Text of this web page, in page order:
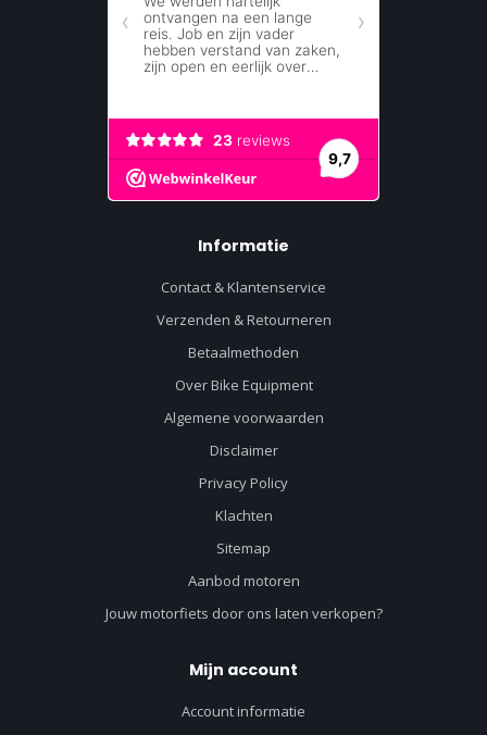
Informatie
Contact & Klantenservice
Verzenden & Retourneren
Betaalmethoden
Over Bike Equipment
Algemene voorwaarden
Disclaimer
Privacy Policy
Klachten
Sitemap
Aanbod motoren
Jouw motorfiets door ons laten verkopen?
Mijn account
Account informatie